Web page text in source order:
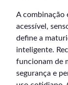
A combinação
acessível,
define a
inteligente.
funcionam de
segurança e